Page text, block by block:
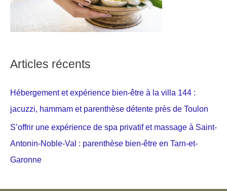
Articles récents
Hébergement et expérience bien-être à la villa 144 :
jacuzzi, hammam et parenthèse détente près de Toulon
S’offrir une expérience de spa privatif et massage à Saint-
Antonin-Noble-Val : parenthèse bien-être en Tarn-et-
Garonne